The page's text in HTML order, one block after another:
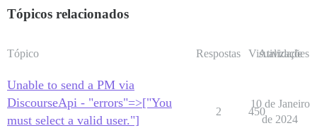
Tópicos relacionados
Tópico Respostas Visualizações
Atividade
Unable to send a PM via
DiscourseApi - "errors"=>["You
must select a valid user."]
2 450
10 de Janeiro
de 2024